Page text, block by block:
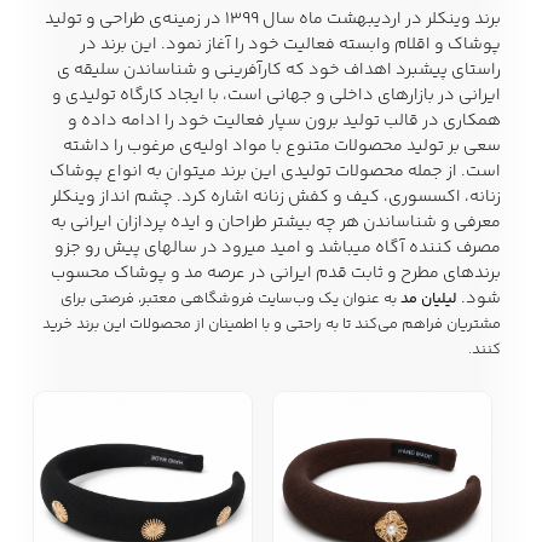
زیبایی و سلامت
خانه و آشپزخانه
شلوارک مردانه ژاکت و پلیور مردانه شلوار کتان مردانه
شلوار جین مردانه
شلوار پارچه ای
مردانه
شلوار اسلش مردانه
کیف مردانه
کیف پول و جاکارتی
کمربند مردانه
برند وینکلر
در اردیبهشت ماه سال ١٣٩٩ در زمینه‌ی طراحی و تولید
پوشاک و اقلام وابسته فعالیت خود را آغاز نمود. این برند در
راستای پیشبرد اهداف خود که کارآفرینی و شناساندن سلیقه ی
ایرانی در بازارهای داخلی و جهانی‌ است، با ایجاد کارگاه تولیدی و
همکاری در قالب تولید برون سپار فعالیت خود را ادامه داده و
سعی بر توليد محصولات متنوع با مواد اوليه‌ی مرغوب را داشته
است. از جمله محصولات توليدي اين برند میتوان به انواع پوشاک
زنانه، اکسسوری، کیف و کفش زنانه اشاره کرد. چشم انداز وینکلر
معرفی و شناساندن هر چه بیشتر طراحان و ایده پردازان ایرانی به
مصرف کننده آگاه میباشد و امید میرود در سالهای پیش رو جزو
برندهای مطرح و ثابت قدم ایرانی در عرصه مد و پوشاک محسوب
شود. لیلیان مدبه عنوان یک وب‌سایت فروشگاهی معتبر، فرصتی برای
مشتریان فراهم می‌کند تا به راحتی و با اطمینان از محصولات این برند خرید
کنند.